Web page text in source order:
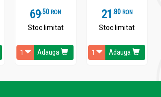
69.5 RON
Stoc limitat
Adauga
21 .8 RON
Stoc limitat
Adauga